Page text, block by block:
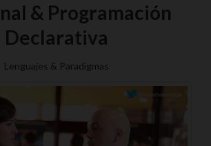
& Programación
Declarativa
Lenguajes & Paradigmas